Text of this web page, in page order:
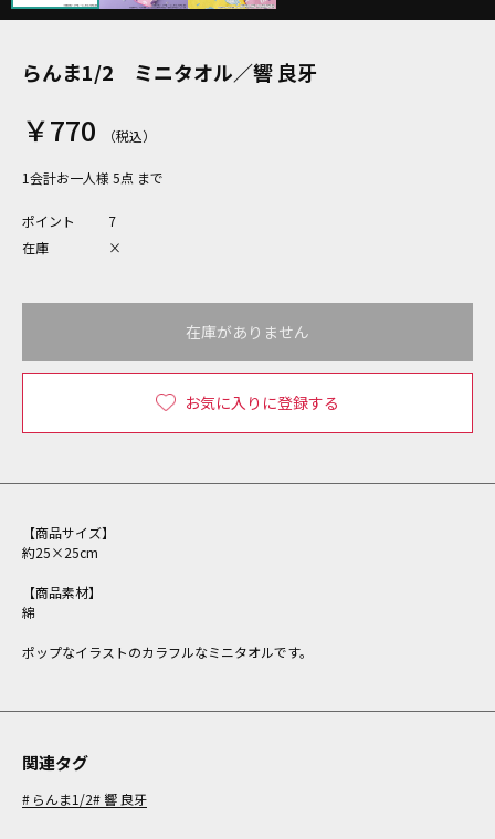
らんま1/2 ミニタオル／響 良牙
￥770
1会計お一人様 5点 まで
ポイント
7
在庫
×
お気に入りに登録する
在庫がありません
【商品サイズ】
約25×25cm
【商品素材】
綿
ポップなイラストのカラフルなミニタオルです。
関連タグ
らんま1/2 響 良牙